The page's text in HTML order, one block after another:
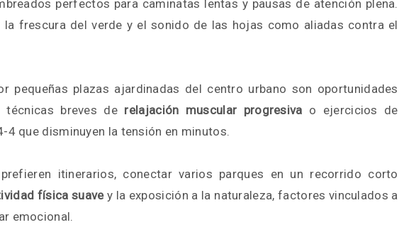
perfectos para caminatas lentas y pausas de atención plena.
la frescura del verde y el sonido de las hojas como aliadas contra el
pequeñas plazas ajardinadas del centro urbano son oportunidades
técnicas breves de relajación muscular progresiva o ejercicios de
4 que disminuyen la tensión en minutos.
itinerarios, conectar varios parques en un recorrido corto
física suavey la exposición a la naturaleza, factores vinculados a
emocional.